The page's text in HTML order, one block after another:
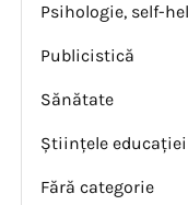
Psihologie, self-
Publicistică
Sănătate
Științele educației
Fără categorie